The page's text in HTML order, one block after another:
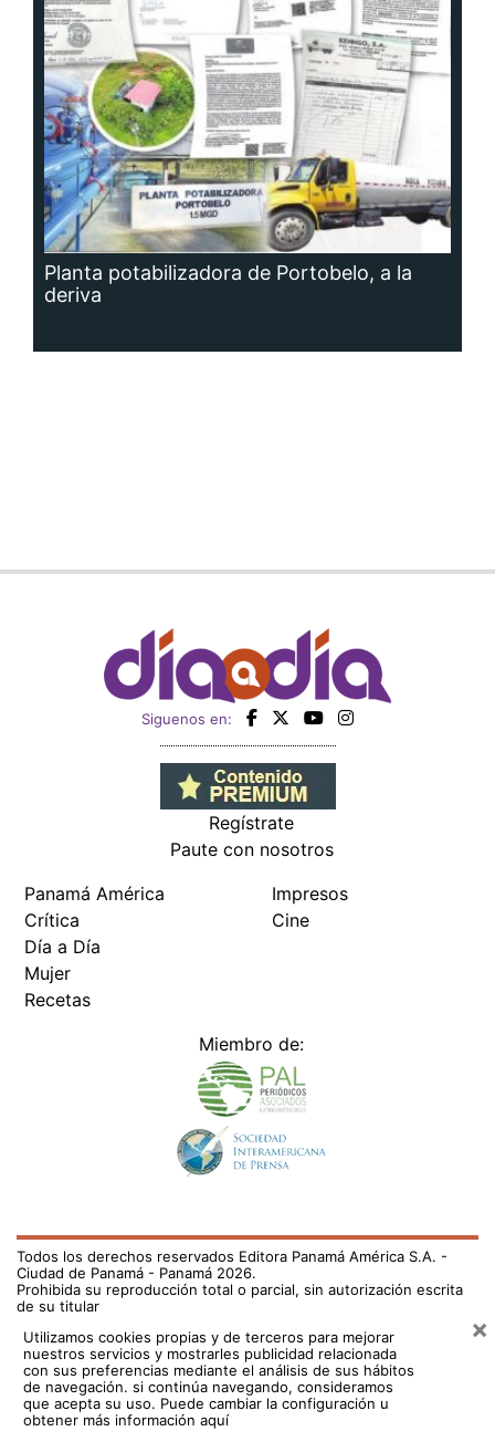
Planta potabilizadora de Portobelo, a la
deriva
Siguenos en:
Regístrate
Paute con nosotros
Panamá América
Crítica
Día a Día
Mujer
Recetas
Impresos
Cine
Miembro de:
Todos los derechos reservados Editora Panamá América S.A. -
Ciudad de Panamá - Panamá 2026.
Prohibida su reproducción total o parcial, sin autorización escrita
de su titular
Utilizamos cookies propias y de terceros para mejorar
nuestros servicios y mostrarles publicidad relacionada
con sus preferencias mediante el análisis de sus hábitos
de navegación. si continúa navegando, consideramos
que acepta su uso. Puede cambiar la configuración u
obtener más información aquí
×